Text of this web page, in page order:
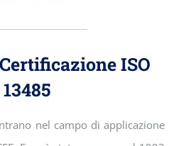
ISO
13485
nel campo di applicazione